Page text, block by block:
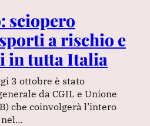
sciopero
a rischio e
in tutta Italia
3 ottobre è stato
da CGIL e Unione
che coinvolgerà l’intero
nel…